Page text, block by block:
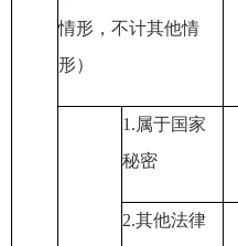
情形，不计其他情
形）
1.属于国家
秘密
2.其他法律